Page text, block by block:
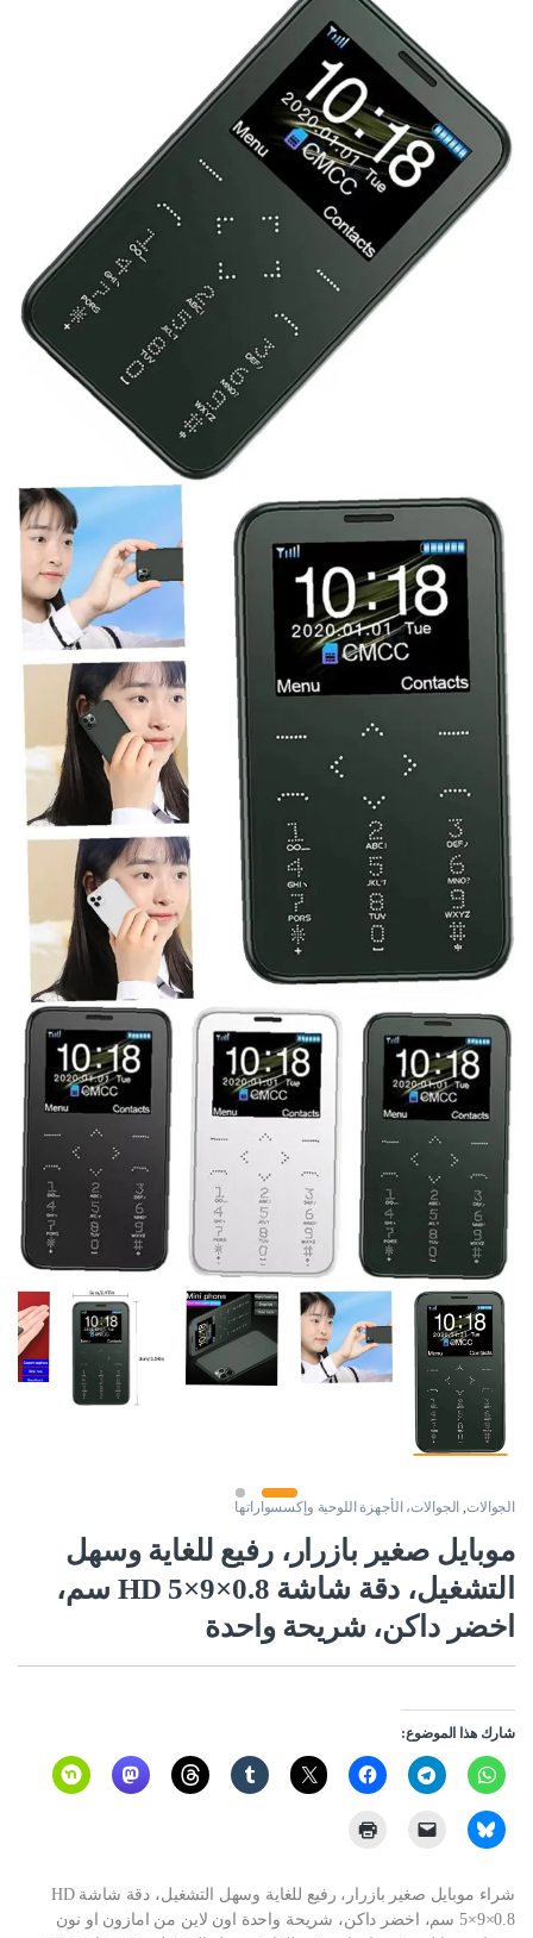
الجوالات, الجوالات، الأجهزة اللوحية وإكسسواراتها
موبايل صغير بازرار، رفيع للغاية وسهل
التشغيل، دقة شاشة HD 5×9×0.8 سم،
اخضر داكن، شريحة واحدة
شارك هذا الموضوع:
شراء موبايل صغير بازرار، رفيع للغاية وسهل التشغيل، دقة شاشة HD
5×9×0.8 سم، اخضر داكن، شريحة واحدة اون لاين من امازون او نون